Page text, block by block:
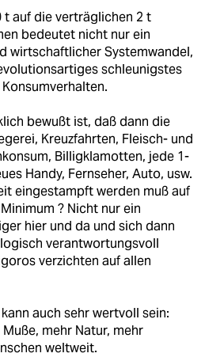
t auf die verträglichen 2 t
bedeutet nicht nur ein
wirtschaftlicher Systemwandel,
schleunigstes
bewußt ist, daß dann die
Kreuzfahrten, Fleisch- und
Billigklamotten, jede 1-
Handy, Fernseher, Auto, usw.
eingestampft werden muß auf
? Nicht nur ein
hier und da und sich dann
verantwortungsvoll
verzichten auf allen
auch sehr wertvoll sein:
mehr Natur, mehr
weltweit.